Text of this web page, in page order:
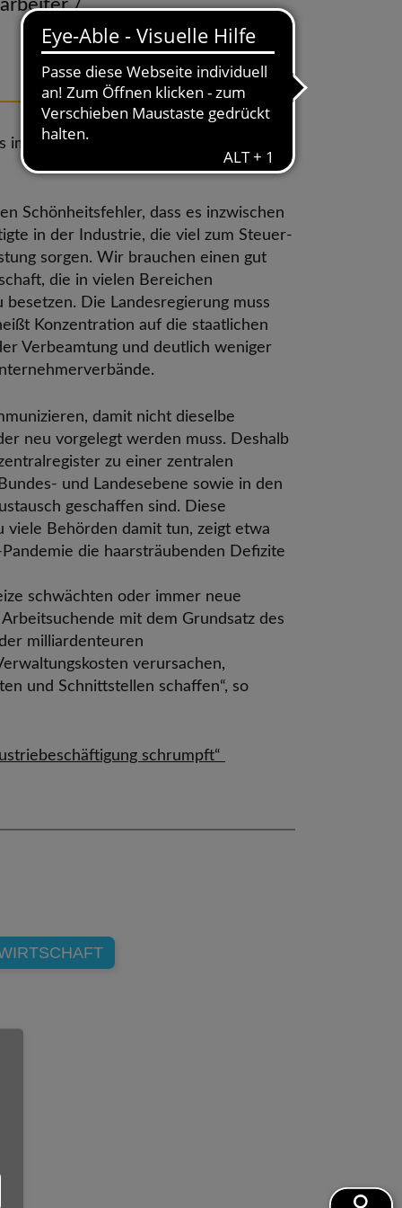
/
31.01.2024 3 Min. Lesezeit
Vormonat. Hessenweit sind rund
Schönheitsfehler, dass es inzwischen
in der Industrie, die viel zum Steuer-
sorgen. Wir brauchen einen gut
die in vielen Bereichen
Die Landesregierung muss
Konzentration auf die staatlichen
Verbeamtung und deutlich weniger
damit nicht dieselbe
neu vorgelegt werden muss. Deshalb
zu einer zentralen
und Landesebene sowie in den
geschaffen sind. Diese
viele Behörden damit tun, zeigt etwa
die haarsträubenden Defizite
schwächten oder immer neue
mit dem Grundsatz des
milliardenteuren
verursachen,
und Schnittstellen schaffen“, so
schrumpft“